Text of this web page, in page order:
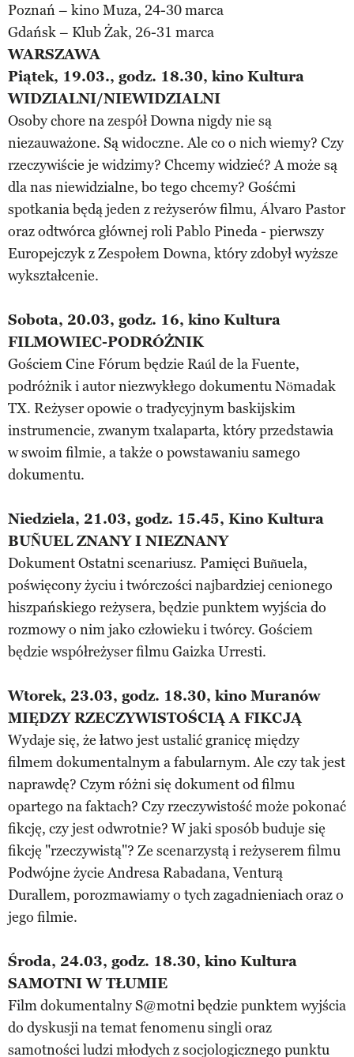
Poznań – kino Muza, 24-30 marca
Gdańsk – Klub Żak, 26-31 marca
WARSZAWA
Piątek, 19.03., godz. 18.30, kino Kultura
WIDZIALNI/NIEWIDZIALNI
Osoby chore na zespół Downa nigdy nie są
niezauważone. Są widoczne. Ale co o nich wiemy? Czy
rzeczywiście je widzimy? Chcemy widzieć? A może są
dla nas niewidzialne, bo tego chcemy? Gośćmi
spotkania będą jeden z reżyserów filmu, Álvaro Pastor
oraz odtwórca głównej roli Pablo Pineda - pierwszy
Europejczyk z Zespołem Downa, który zdobył wyższe
wykształcenie.
Sobota, 20.03, godz. 16, kino Kultura
FILMOWIEC-PODRÓŻNIK
Gościem Cine Fórum będzie Raúl de la Fuente,
podróżnik i autor niezwykłego dokumentu Nömadak
TX. Reżyser opowie o tradycyjnym baskijskim
instrumencie, zwanym txalaparta, który przedstawia
w swoim filmie, a także o powstawaniu samego
dokumentu.
Niedziela, 21.03, godz. 15.45, Kino Kultura
BUÑUEL ZNANY I NIEZNANY
Dokument Ostatni scenariusz. Pamięci Buñuela,
poświęcony życiu i twórczości najbardziej cenionego
hiszpańskiego reżysera, będzie punktem wyjścia do
rozmowy o nim jako człowieku i twórcy. Gościem
będzie współreżyser filmu Gaizka Urresti.
Wtorek, 23.03, godz. 18.30, kino Muranów
MIĘDZY RZECZYWISTOŚCIĄ A FIKCJĄ
Wydaje się, że łatwo jest ustalić granicę między
filmem dokumentalnym a fabularnym. Ale czy tak jest
naprawdę? Czym różni się dokument od filmu
opartego na faktach? Czy rzeczywistość może pokonać
fikcję, czy jest odwrotnie? W jaki sposób buduje się
fikcję "rzeczywistą"? Ze scenarzystą i reżyserem filmu
Podwójne życie Andresa Rabadana, Venturą
Durallem, porozmawiamy o tych zagadnieniach oraz o
jego filmie.
Środa, 24.03, godz. 18.30, kino Kultura
SAMOTNI W TŁUMIE
Film dokumentalny S@motni będzie punktem wyjścia
do dyskusji na temat fenomenu singli oraz
samotności ludzi młodych z socjologicznego punktu